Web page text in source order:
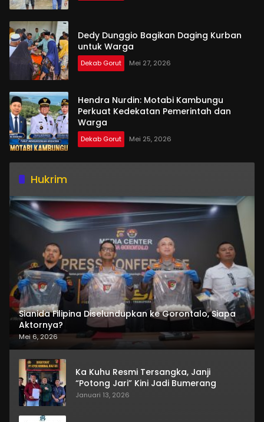
Dedy Dunggio Bagikan Daging Kurban
untuk Warga
Dekab Gorut Mei 27, 2026
Hendra Nurdin: Motabi Kambungu
Perkuat Kedekatan Pemerintah dan
Warga
Dekab Gorut Mei 25, 2026
Hukrim
Sianida Filipina Diselundupkan ke Gorontalo, Siapa
Aktornya?
Mei 6, 2026
Ka Kuhu Resmi Tersangka, Janji
“Potong Jari” Kini Jadi Bumerang
Januari 13, 2026